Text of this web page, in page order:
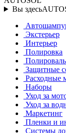
Вы здесь
Экстерьер
Интерьер
Полировка
Защитные
Расходные
Наборы
Уход за
Уход за
Маркетинг
Пленки и
Системы